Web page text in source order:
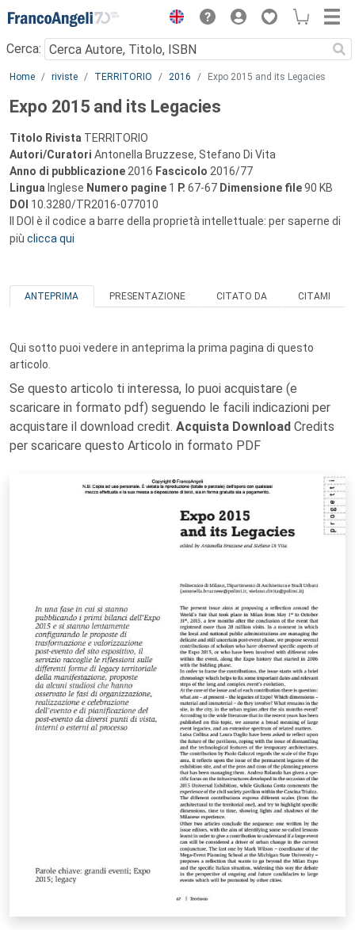
Menu
Cerca:
Main content
Home riviste TERRITORIO 2016 Expo 2015 and its Legacies
Expo 2015 and its Legacies
Titolo Rivista TERRITORIO
Autori/Curatori Antonella Bruzzese, Stefano Di Vita
Anno di pubblicazione 2016 Fascicolo 2016/77
Lingua Inglese Numero pagine 1 P. 67-67 Dimensione file90 KB
DOI 10.3280/TR2016-077010
Il DOI è il codice a barre della proprietà intellettuale: per saperne di
più clicca qui
ANTEPRIMA PRESENTAZIONE CITATO DA CITAMI
Qui sotto puoi vedere in anteprima la prima pagina di questo
articolo.
Se questo articolo ti interessa, lo puoi acquistare (e
scaricare in formato pdf) seguendo le facili indicazioni per
acquistare il download credit. Acquista Download Credits
per scaricare questo Articolo in formato PDF